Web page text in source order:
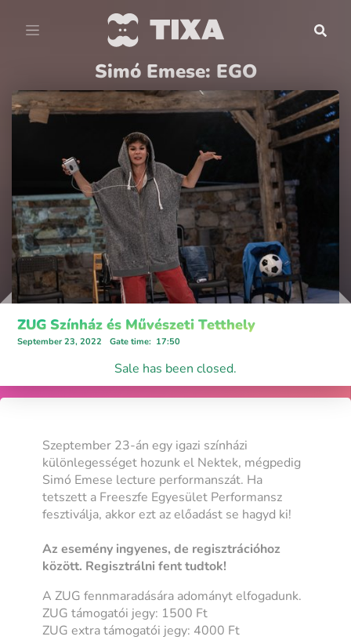
Simó Emese: EGO
ZUG Színház és Művészeti Tetthely
September 23, 2022 Gate time: 17:50
Sale has been closed.
Szeptember 23-án egy igazi színházi
különlegességet hozunk el Nektek, mégpedig
Simó Emese lecture performanszát. Ha
tetszett a Freeszfe Egyesület Performansz
fesztiválja, akkor ezt az előadást se hagyd ki!
Az esemény ingyenes, de regisztrációhoz
között. Regisztrálni fent tudtok!
A ZUG fennmaradására adományt elfogadunk.
ZUG támogatói jegy: 1500 Ft
ZUG extra támogatói jegy: 4000 Ft